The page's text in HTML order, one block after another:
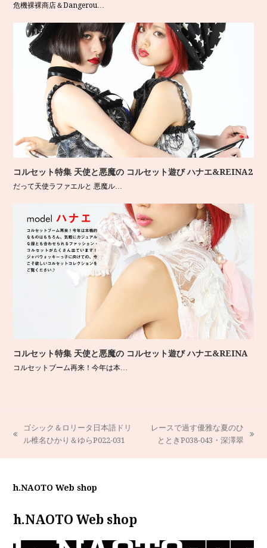
危機裸裸商店＆Dangerou…
コルセット特集 天使と悪魔の コルセット遊び ハナエ&REINA2
だって天使ラファエルと 悪魔ル…
コルセット特集 天使と悪魔の コルセット遊び ハナエ&REINA
コルセットブーム再来！今年は本…
previous
ゴシック＆ロリータ日本語ドリ
ル椎名ひかり＆ゆらP022-031
next
レースで過す優雅な夏のひ
とときP038-043・深澤翠
h.NAOTO Web shop
h.NAOTO Web shop